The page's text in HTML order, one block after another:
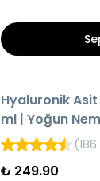
AYNI GÜN KARGO
Hyaluronik Asit
ml | Yoğun
Serumu
(
₺ 249.90